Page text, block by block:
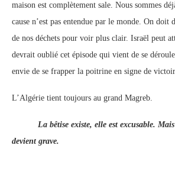
maison est complètement sale. Nous sommes
cause n’est pas entendue par le monde. On doit
de nos déchets pour voir plus clair. Israël peut
devrait oublié cet épisode qui vient de se
envie de se frapper la poitrine en signe de
L’Algérie tient toujours au grand Magreb.
La bêtise existe, elle est excusable. Mais
devient grave.